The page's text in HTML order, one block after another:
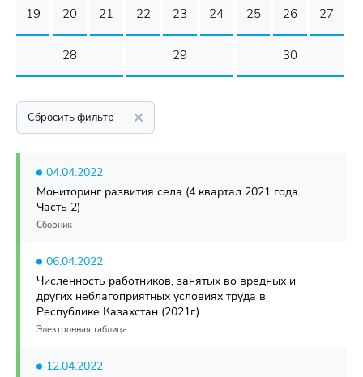
19 20 21 22 23 24 25 26 27
28 29 30
Сбросить фильтр
04.04.2022
Мониторинг развития села (4 квартал 2021 года
Часть 2)
Сборник
06.04.2022
Численность работников, занятых во вредных и
других неблагоприятных условиях труда в
Республике Казахстан (2021г.)
Электронная таблица
12.04.2022